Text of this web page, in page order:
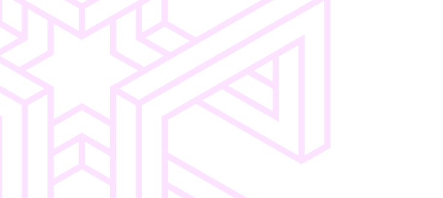
Intuitive
Navigation
Einfaches
Merchandising
Consumer
Electronics
Shop-
Audit
Pricing
Support
Integration